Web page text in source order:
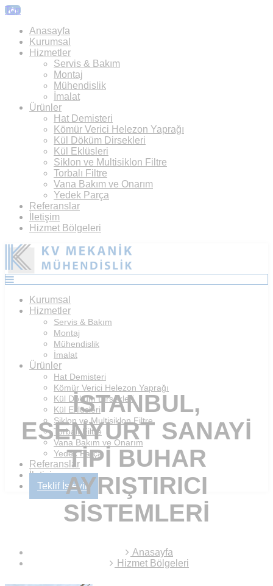
Top
Anasayfa
Kurumsal
Hizmetler
Servis & Bakım
Montaj
Mühendislik
İmalat
Ürünler
Hat Demisteri
Kömür Verici Helezon Yaprağı
Kül Döküm Dirsekleri
Kül Eklüsleri
Siklon ve Multisiklon Filtre
Torbalı Filtre
Vana Bakım ve Onarım
Yedek Parça
Referanslar
İletişim
Hizmet Bölgeleri
Kurumsal
Hizmetler
Servis & Bakım
Montaj
Mühendislik
İmalat
Ürünler
Hat Demisteri
Kömür Verici Helezon Yaprağı
Kül Döküm Dirsekleri
Kül Eklüsleri
Siklon ve Multisiklon Filtre
Torbalı Filtre
Vana Bakım ve Onarım
Yedek Parça
Referanslar
İletişim
Teklif İsteyin
İSTANBUL,
ESENYURT SANAYI
TIPI BUHAR
AYRIŞTIRICI
SISTEMLERI
Anasayfa
Hizmet Bölgeleri